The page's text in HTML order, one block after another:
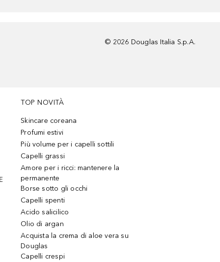
© 2026 Douglas Italia S.p.A.
TOP NOVITÀ
Skincare coreana
Profumi estivi
Più volume per i capelli sottili
Capelli grassi
Amore per i ricci: mantenere la
permanente
Borse sotto gli occhi
Capelli spenti
Acido salicilico
Olio di argan
Acquista la crema di aloe vera su
Douglas
Capelli crespi